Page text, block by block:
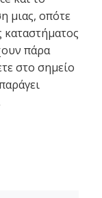
μιας, οπότε
καταστήματος
πάρα
στο σημείο